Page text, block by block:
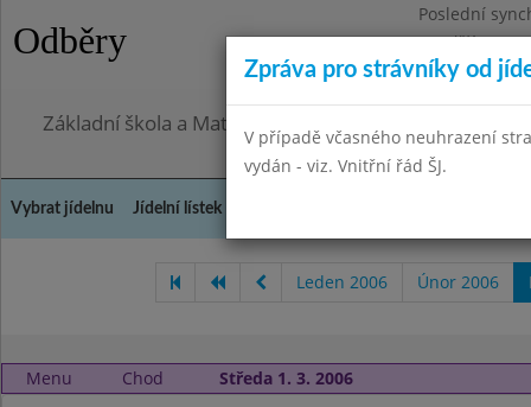
Odběry
Poslední
Pondělí
Omezení
Základní škola a Mateřská škola, Praha 4, Ohradní 49
Vybrat jídelnu Jídelní lístek
Leden 2006 Únor 2006
Menu Chod Středa 1. 3. 2006
Zpráva pro strávníky od
V případě včasného neuhrazení
vydán - viz. Vnitřní řád ŠJ.